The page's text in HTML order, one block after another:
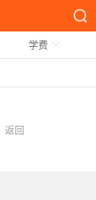
学费
返回